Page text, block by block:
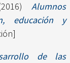
Alumnos
educación y
de las